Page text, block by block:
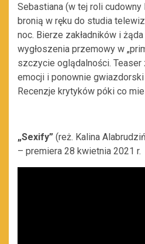
Sebastiana (w tej roli
bronią w ręku do studia
noc. Bierze zakładników i
wygłoszenia przemowy w
szczycie oglądalności. Teaser
emocji i ponownie
Recenzje krytyków póki co
„Sexify” (reż. Kalina
– premiera 28 kwietnia 2021 r.